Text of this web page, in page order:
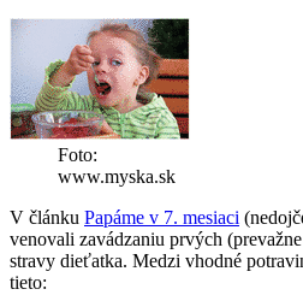
Foto:
www.myska.sk
V článku Papáme v 7. mesiaci
venovali zavádzaniu prvých
stravy dieťatka. Medzi vhodné
tieto: